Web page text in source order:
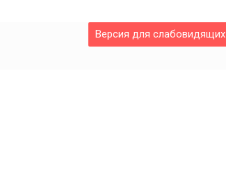
Версия для слабовидящих